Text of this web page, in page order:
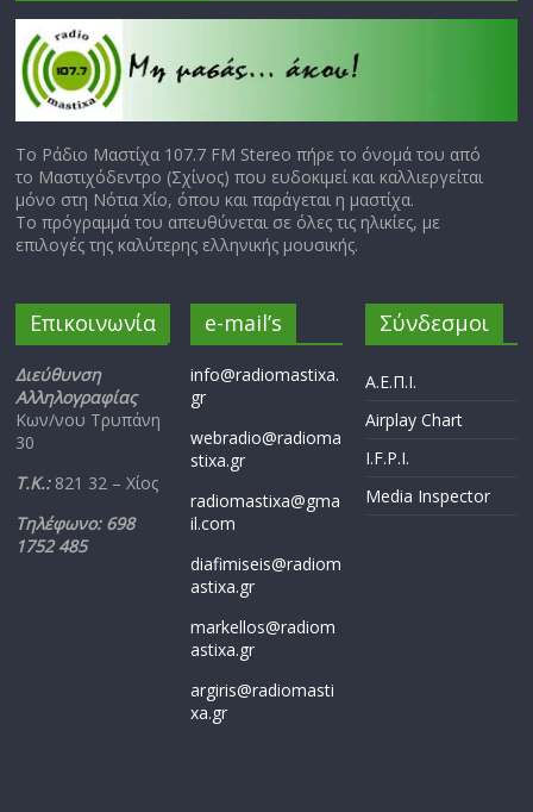
Το Ράδιο Μαστίχα 107.7 FM Stereo πήρε το όνομά του από
το Μαστιχόδεντρο (Σχίνος) που ευδοκιμεί και καλλιεργείται
μόνο στη Νότια Χίο, όπου και παράγεται η μαστίχα.
Το πρόγραμμά του απευθύνεται σε όλες τις ηλικίες, με
επιλογές της καλύτερης ελληνικής μουσικής.
Επικοινωνία
Διεύθυνση
Αλληλογραφίας
Κων/νου Τρυπάνη
30
Τ.Κ.: 821 32 – Χίος
Τηλέφωνο: 698
1752 485
e-mail’s
info@radiomastixa.
gr
webradio@radioma
stixa.gr
radiomastixa@gma
il.com
diafimiseis@radiom
astixa.gr
markellos@radiom
astixa.gr
argiris@radiomasti
xa.gr
Σύνδεσμοι
Α.Ε.Π.Ι.
Airplay Chart
I.F.P.I.
Media Inspector